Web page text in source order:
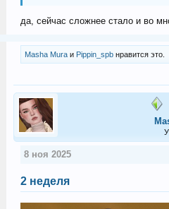
да, сейчас сложнее стало и во
Masha Muraи Pippin_spbнравится это.
8 ноя 2025
2 неделя